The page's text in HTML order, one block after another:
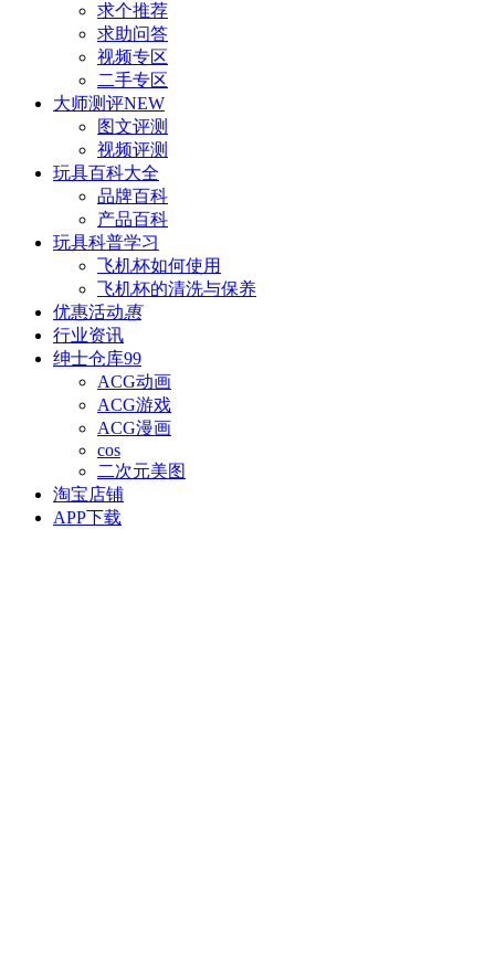
求个推荐
求助问答
视频专区
二手专区
大师测评NEW
图文评测
视频评测
玩具百科大全
品牌百科
产品百科
玩具科普学习
飞机杯如何使用
飞机杯的清洗与保养
优惠活动惠
行业资讯
绅士仓库99
ACG动画
ACG游戏
ACG漫画
cos
二次元美图
淘宝店铺
APP下载